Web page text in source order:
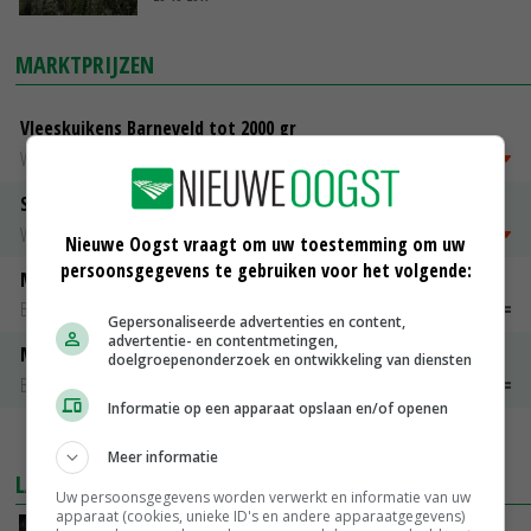
MARKTPRIJZEN
Vleeskuikens Barneveld tot 2000 gr
Weekcijfers
Slachtkippen Barneveld Moederdieren (> 3,5 kg)
Weekcijfers
€ 0,85 € -0,10
Maat 48
Barneveld kooieieren
Maat 54
Barneveld kooieieren
LAATSTE NIEUWS
Nieuwe Oogst vraagt om uw toestemming om uw
persoonsgegevens te gebruiken voor het volgende:
Gepersonaliseerde advertenties en content,
advertentie- en contentmetingen,
doelgroepenonderzoek en ontwikkeling van diensten
Informatie op een apparaat opslaan en/of openen
Meer informatie
Uw persoonsgegevens worden verwerkt en informatie van uw
apparaat (cookies, unieke ID's en andere apparaatgegevens)